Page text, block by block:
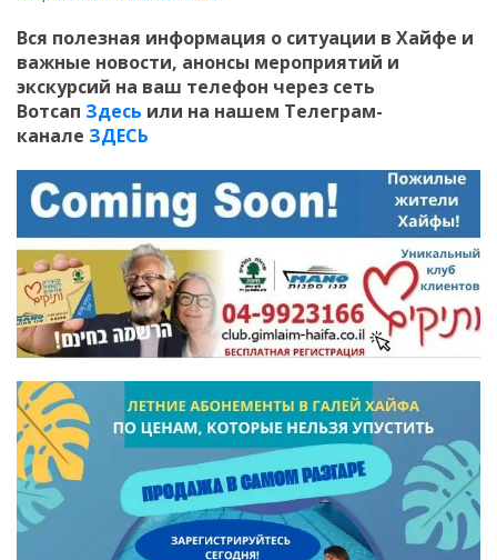
Вся полезная информация о ситуации в Хайфе и
важные новости, анонсы мероприятий и
экскурсий на ваш телефон через сеть
Вотсап Здесь или на нашем Телеграм-
канале ЗДЕСЬ